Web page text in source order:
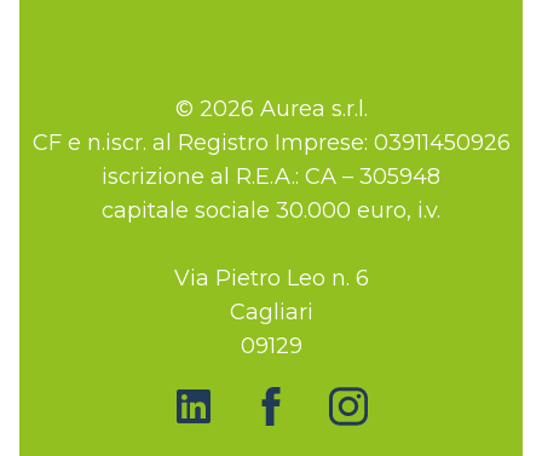
© 2026 Aurea s.r.l.
CF e n.iscr. al Registro Imprese: 03911450926
iscrizione al R.E.A.: CA – 305948
capitale sociale 30.000 euro, i.v.
Via Pietro Leo n. 6
Cagliari
09129